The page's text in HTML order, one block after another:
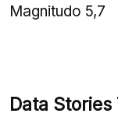
Magnitudo 5,7
Data